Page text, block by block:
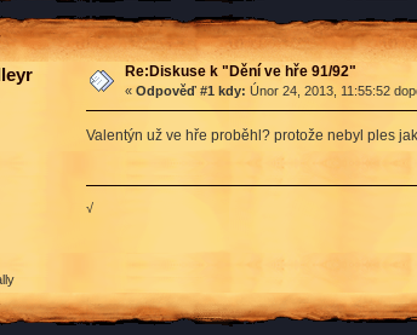
Re:Diskuse k "Dění ve hře 91/92"
« Odpověď #1 kdy: Únor 24, 2013, 11:55:52
Valentýn už ve hře proběhl? protože nebyl ples
√